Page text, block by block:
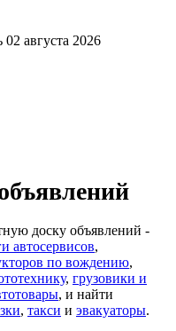
02 августа 2026
доску объявлений -
автосервисов,
по вождению,
, грузовики и
, и найти
, такси и эвакуаторы.